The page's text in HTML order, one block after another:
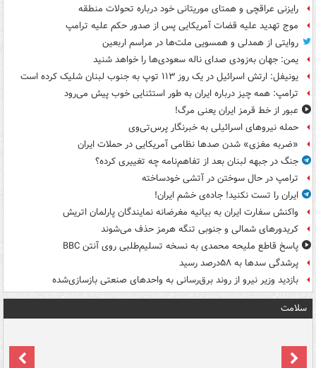
رایزنی عراقچی و همتای موریتانی خود درباره تحولات منطقه
موج تهدید علیه قضات آمریکایی پس از صدور حکم علیه ترامپ
روایتی از همدلی و همسویی ملت‌ها در مراسم اربعین
یمن: جهان به‌زودی صدای ناله سعودی‌ها را خواهد شنید
یونیفل: ارتش اسرائیل در یک روز ۱۱۳ توپ به جنوب لبنان شلیک کرده است
ترامپ: همه چیز درباره ایران به طور استثنایی خوب پیش می‌رود
عبور از خط قرمز ایران یعنی مرگ!
حمله نیروهای اسرائیلی به خبرنگار پرس‌تی‌وی
«ضربه مغزی» شدن صدها نظامی آمریکایی در حملات ایران
جنگ در جبهه لبنان بعد از تفاهم‌نامه چه تغییری کرده؟
ترامپ در حال سوختن در آتشی خودساخته
ایران را تست نکنید! جاده‌ی خشم ایران!
واکنش سفارت ایران به بیانیه مغرضانه نمایندگان پارلمان اتریش
کریدورهای شمالی و جنوبی تنگه هرمز حذف می‌شوند
پاسخ قاطع ملیحه محمدی به نسخه تسلیم‌طلبی روی آنتن BBC
پرشدگی سدها به ۵۸درصد رسید
بازدید وزیر نیرو از روند برق‌رسانی به واحدهای صنعتی بازسازی‌شده
سلامت